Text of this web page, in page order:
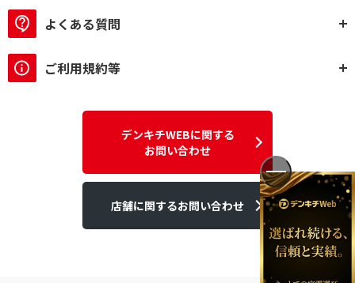
よくある質問
ご利用規約等
デンキチWEBに関する
お問い合わせ
店舗に関するお問い合わせ